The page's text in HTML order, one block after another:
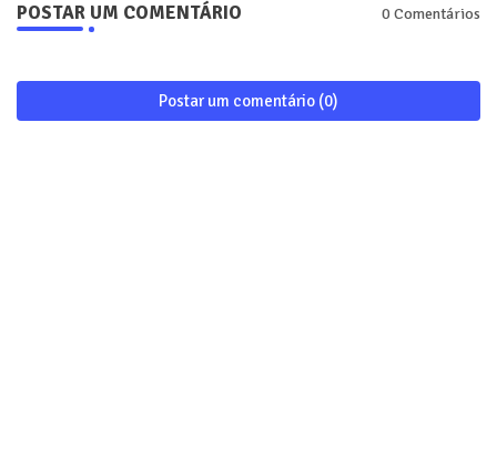
POSTAR UM COMENTÁRIO 0 Comentários
Postar um comentário (0)